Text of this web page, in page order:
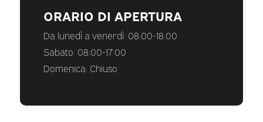
ORARIO DI APERTURA
Da lunedì a venerdì: 08:00-18:00
Sabato: 08:00-17:00
Domenica: Chiuso